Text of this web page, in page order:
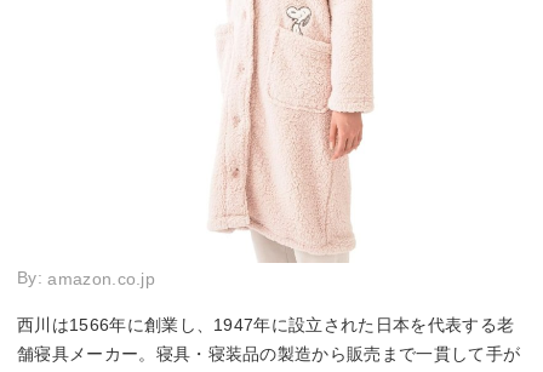
By:amazon.co.jp
西川は1566年に創業し、1947年に設立された日本を代表する老
舗寝具メーカー。寝具・寝装品の製造から販売まで一貫して手が